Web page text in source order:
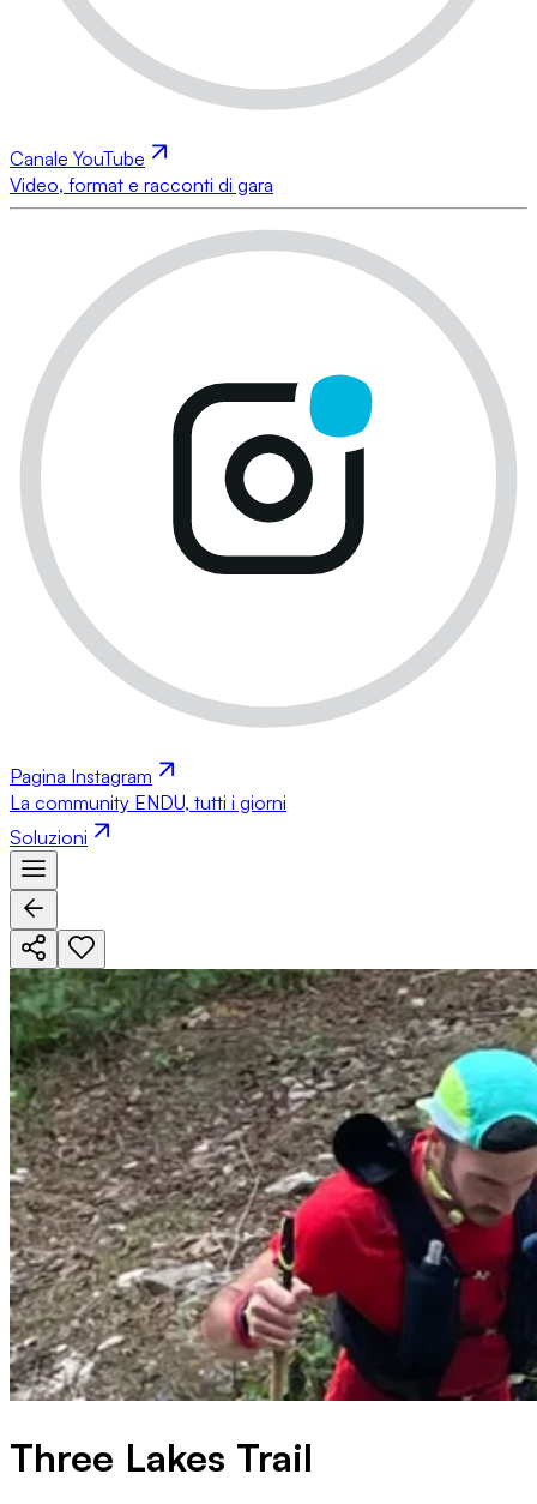
Canale YouTube
Video, format e racconti di gara
Pagina Instagram
La community ENDU, tutti i giorni
Soluzioni
Three Lakes Trail